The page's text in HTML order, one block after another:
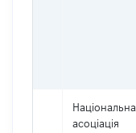
Національна
асоціація